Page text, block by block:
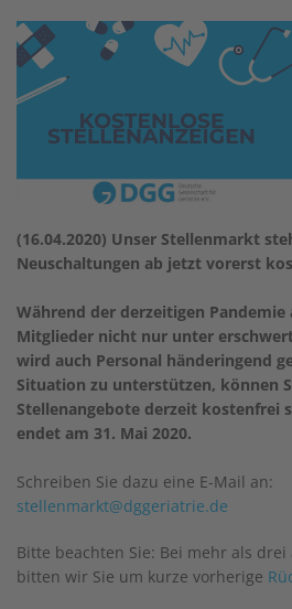
(16.04.2020) Unser Stellenmarkt
Neuschaltungen ab jetzt vorerst
Während der derzeitigen
Mitglieder nicht nur unter
wird auch Personal händeringend
Situation zu unterstützen, können
Stellenangebote derzeit kostenfrei
endet am 31. Mai 2020.
Schreiben Sie dazu eine E-Mail an:
stellenmarkt@dggeriatrie.de
Bitte beachten Sie: Bei mehr als
bitten wir Sie um kurze vorherige